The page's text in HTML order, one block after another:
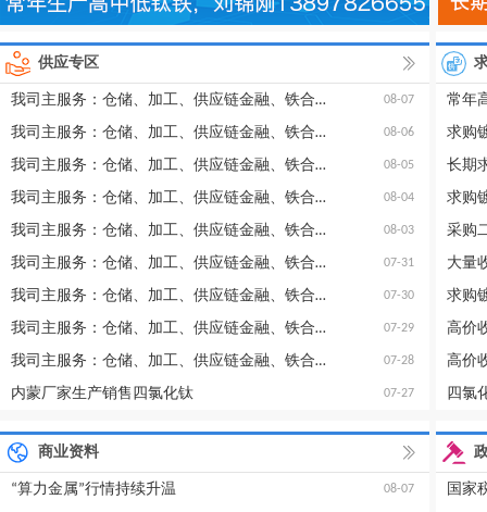
供应专区
08-07
我司主服务：仓储、加工、供应链金融、铁合金信息咨询等
08-06
我司主服务：仓储、加工、供应链金融、铁合金信息咨询等
08-05
我司主服务：仓储、加工、供应链金融、铁合金信息咨询等
08-04
我司主服务：仓储、加工、供应链金融、铁合金信息咨询等
08-03
我司主服务：仓储、加工、供应链金融、铁合金信息咨询等
07-31
我司主服务：仓储、加工、供应链金融、铁合金信息咨询等
07-30
我司主服务：仓储、加工、供应链金融、铁合金信息咨询等
07-29
我司主服务：仓储、加工、供应链金融、铁合金信息咨询等
07-28
我司主服务：仓储、加工、供应链金融、铁合金信息咨询等
07-27
内蒙厂家生产销售四氯化钛
求购
求购
采购
求购
高价
四氯
商业资料
08-07
“算力金属”行情持续升温